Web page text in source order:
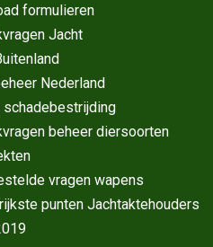
formulieren
Jacht
Nederland
schadebestrijding
beheer diersoorten
vragen wapens
punten Jachtaktehouders